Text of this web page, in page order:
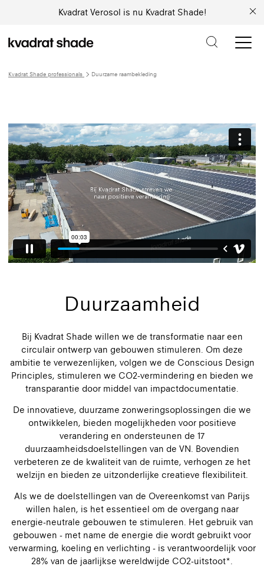
Kvadrat Verosol is nu Kvadrat Shade!
Kvadrat Shade professionals Duurzame raambekleding
Duurzaamheid
Bij Kvadrat Shade willen we de transformatie naar een
circulair ontwerp van gebouwen stimuleren. Om deze
ambitie te verwezenlijken, volgen we de Conscious Design
Principles, stimuleren we CO2-vermindering en bieden we
transparantie door middel van impactdocumentatie.
De innovatieve, duurzame zonweringsoplossingen die we
ontwikkelen, bieden mogelijkheden voor positieve
verandering en ondersteunen de 17
duurzaamheidsdoelstellingen van de VN. Bovendien
verbeteren ze de kwaliteit van de ruimte, verhogen ze het
welzijn en bieden ze uitzonderlijke creatieve flexibiliteit.
Als we de doelstellingen van de Overeenkomst van Parijs
willen halen, is het essentieel om de overgang naar
energie-neutrale gebouwen te stimuleren. Het gebruik van
gebouwen - met name de energie die wordt gebruikt voor
verwarming, koeling en verlichting - is verantwoordelijk voor
28% van de jaarlijkse wereldwijde CO2-uitstoot*.